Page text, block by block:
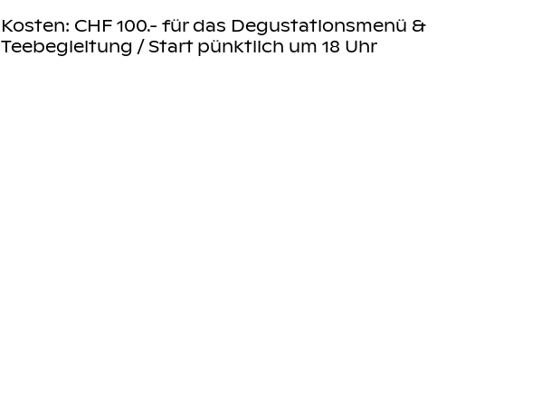
Kosten: CHF 100.- für das Degustationsmenü &
Teebegleitung / Start pünktlich um 18 Uhr